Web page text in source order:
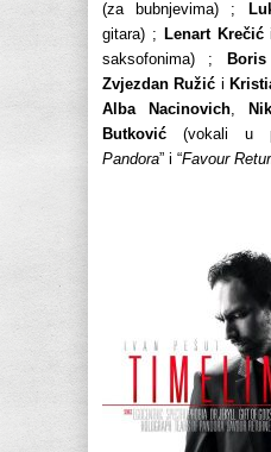
(za bubnjevima) ;
gitara) ; Lenart Krečić
saksofonima) ;
Zvjezdan Ružić i
Alba Nacinovich,
Butković (vokali u
Pandora” i “Favour